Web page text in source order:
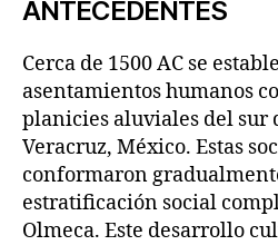
ANTECEDENTES
Cerca de 1500 AC se
asentamientos humanos
planicies aluviales del sur
Veracruz, México. Estas
conformaron
estratificación social
Olmeca. Este desarrollo